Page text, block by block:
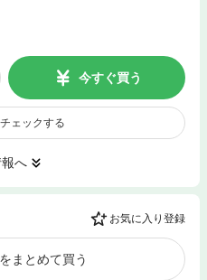
今すぐ買う
ェックする
へ
お気に入り登録
まとめて買う